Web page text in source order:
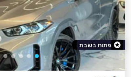
פתוח בשבת